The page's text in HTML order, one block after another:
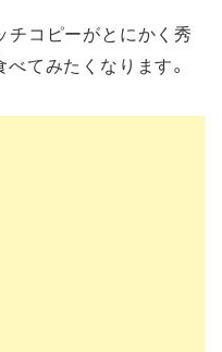
チコピーがとにかく秀
てみたくなります。